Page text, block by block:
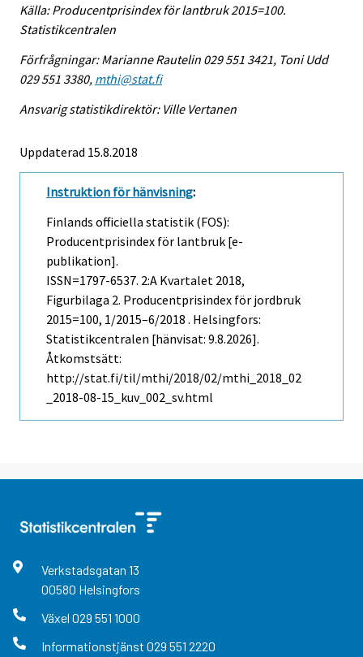
Källa: Producentprisindex för lantbruk 2015=100.
Statistikcentralen
Förfrågningar: Marianne Rautelin 029 551 3421, Toni Udd
029 551 3380, mthi@stat.fi
Ansvarig statistikdirektör: Ville Vertanen
Uppdaterad 15.8.2018
Instruktion för hänvisning:
Finlands officiella statistik (FOS):
Producentprisindex för lantbruk [e-
publikation].
ISSN=1797-6537. 2:a Kvartalet 2018,
Figurbilaga 2. Producentprisindex för jordbruk
2015=100, 1/2015–6/2018 . Helsingfors:
Statistikcentralen [hänvisat: 9.8.2026].
Åtkomstsätt:
http://stat.fi/til/mthi/2018/02/mthi_2018_02
_2018-08-15_kuv_002_sv.html
Verkstadsgatan 13
00580 Helsingfors
Växel 029 551 1000
Informationstjänst 029 551 2220